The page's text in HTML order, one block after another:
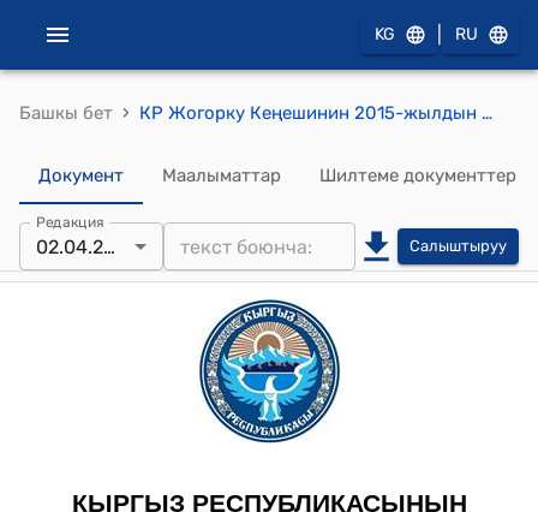
KG RU
Башкы бет › КР Жогорку Кеңешинин 2015-жылдын 2-апрелиндеги № 4941-V "Кыргыз Республикасынын Администрациялык жоопкерчилик жөнүндө кодексине өзгөртүүлөрдү жана толуктоолорду киргизүү тууралуу" Кыргыз Республикасынын Мыйзамынын долбоорун экинчи окуунун режимине кайтаруу жөнүндө" токтому
Документ Маалыматтар Шилтеме документтер
Редакция
02.04.2015 Салыштыруу